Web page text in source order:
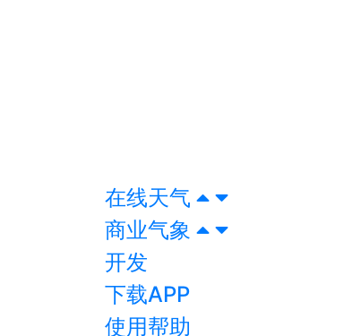
在线天气
商业气象
开发
下载APP
使用帮助